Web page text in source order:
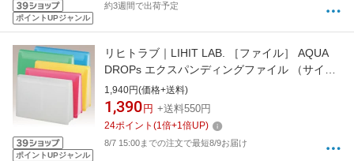
ポイントUPジャンル
約3週間で出荷予定
ポイントUPジャンル
リヒトラブ｜LIHIT LAB. ［ファイル］ AQUA
DROPs エクスパンディングファイル （サイ
ズ：A4、色：青） A-5050-8[A50508]
1,940円(価格+送料)
1,390 円 +送料550円
24ポイント (1倍+1倍UP)
8/7 15:00までの注文で最短8/9お届け